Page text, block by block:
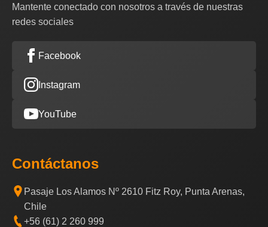
Mantente conectado con nosotros a través de nuestras
redes sociales
Facebook
Instagram
YouTube
Contáctanos
Pasaje Los Alamos Nº 2610 Fitz Roy, Punta Arenas,
Chile
+56 (61) 2 260 999